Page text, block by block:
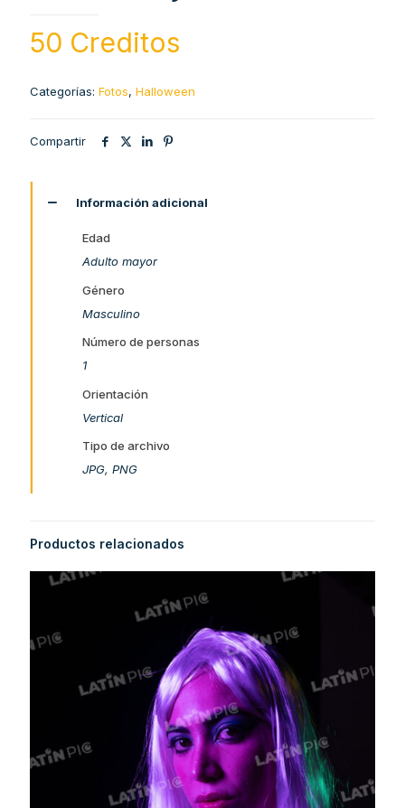
50 Creditos
Categorías: Fotos, Halloween
Compartir
Información adicional
Edad
Adulto mayor
Género
Masculino
Número de personas
1
Orientación
Vertical
Tipo de archivo
JPG, PNG
Productos relacionados